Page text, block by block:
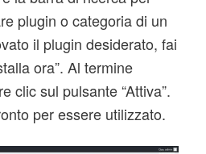
plugin o categoria di un
il plugin desiderato, fai
ora”. Al termine
clic sul pulsante “Attiva”.
per essere utilizzato.